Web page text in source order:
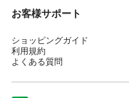
お客様サポート
ショッピングガイド
利用規約
よくある質問